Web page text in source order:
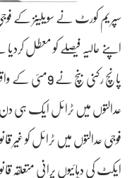
سپریم کورٹ نے سویلینز کے
اپنے حالیہ فیصلے کو معطل
پانچ رکنی
فوجی عدالتوں میں ٹرائل کو غیر
ایکٹ کی دہائیوں پرانی متعلقہ